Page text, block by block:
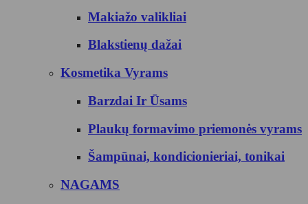
Makiažo valikliai
Blakstienų dažai
Kosmetika Vyrams
Barzdai Ir Ūsams
Plaukų formavimo priemonės vyrams
Šampūnai, kondicionieriai, tonikai
NAGAMS